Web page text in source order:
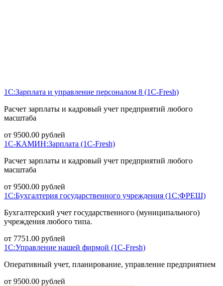
1С:Зарплата и управление персоналом 8 (1С-Fresh)
Расчет зарплаты и кадровый учет предприятий любого
масштаба
от 9500.00 рублей
1С-КАМИН:Зарплата (1С-Fresh)
Расчет зарплаты и кадровый учет предприятий любого
масштаба
от 9500.00 рублей
1С:Бухгалтерия государственного учреждения (1С:ФРЕШ)
Бухгалтерский учет государственного (муниципального)
учреждения любого типа.
от 7751.00 рублей
1С:Управление нашей фирмой (1С-Fresh)
Оперативный учет, планирование, управление предприятием
от 9500.00 рублей